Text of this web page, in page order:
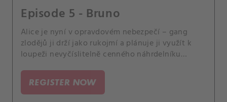
Episode 5 - Bruno
Alice je nyní v opravdovém nebezpečí – gang
zlodějů ji drží jako rukojmí a plánuje ji využít k
loupeži nevyčíslitelně cenného náhrdelníku
manipulují Bruna, aby našel vilu, kde gang Alici
vězní.
REGISTER NOW